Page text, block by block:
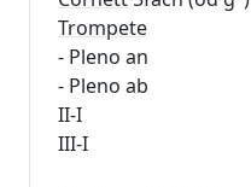
Trompete
- Pleno an
- Pleno ab
II-I
III-I